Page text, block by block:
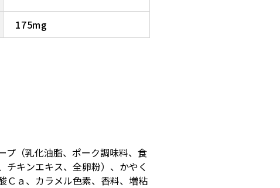
175mg
プ（乳化油脂、ポーク調味料、食
キンエキス、全卵粉）、かやく
Ｃａ、カラメル色素、香料、増粘